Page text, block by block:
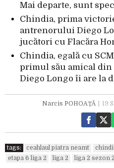
Mai departe, sunt
Chindia, prima
antrenorului Diego
jucători cu Flacăra
Chindia, egală cu
primul său amical din
Diego Longo îi are la
Narcis POHOAȚĂ 19
tags: ceahlaul piatra neamt
etapa 6 liga 2
liga 2 liga 2 sezon